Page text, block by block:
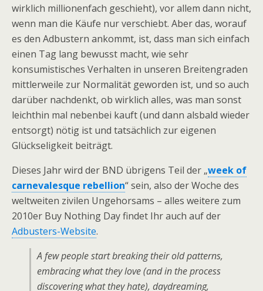
wirklich millionenfach geschieht), vor allem dann nicht,
wenn man die Käufe nur verschiebt. Aber das, worauf
es den Adbustern ankommt, ist, dass man sich einfach
einen Tag lang bewusst macht, wie sehr
konsumistisches Verhalten in unseren Breitengraden
mittlerweile zur Normalität geworden ist, und so auch
darüber nachdenkt, ob wirklich alles, was man sonst
leichthin mal nebenbei kauft (und dann alsbald wieder
entsorgt) nötig ist und tatsächlich zur eigenen
Glückseligkeit beiträgt.
Dieses Jahr wird der BND übrigens Teil der „week of
carnevalesque rebellion“ sein, also der Woche des
weltweiten zivilen Ungehorsams – alles weitere zum
2010er Buy Nothing Day findet Ihr auch auf der
Adbusters-Website.
A few people start breaking their old patterns,
embracing what they love (and in the process
discovering what they hate), daydreaming,